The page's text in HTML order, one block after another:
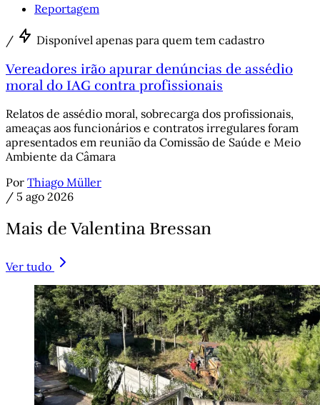
Reportagem
/ Disponível apenas para quem tem cadastro
Vereadores irão apurar denúncias de assédio
moral do IAG contra profissionais
Relatos de assédio moral, sobrecarga dos profissionais,
ameaças aos funcionários e contratos irregulares foram
apresentados em reunião da Comissão de Saúde e Meio
Ambiente da Câmara
Por Thiago Müller
/ 5 ago 2026
Mais de Valentina Bressan
Ver tudo